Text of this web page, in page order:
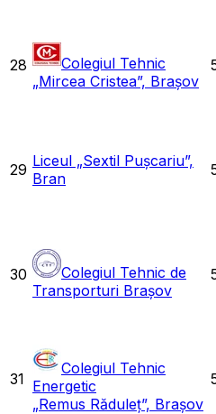
28
Colegiul Tehnic
„Mircea Cristea”, Brașov
29 Liceul „Sextil Pușcariu”,
Bran
30
Colegiul Tehnic de
Transporturi Brașov
31
Colegiul Tehnic
Energetic
„Remus Răduleț”, Brașov